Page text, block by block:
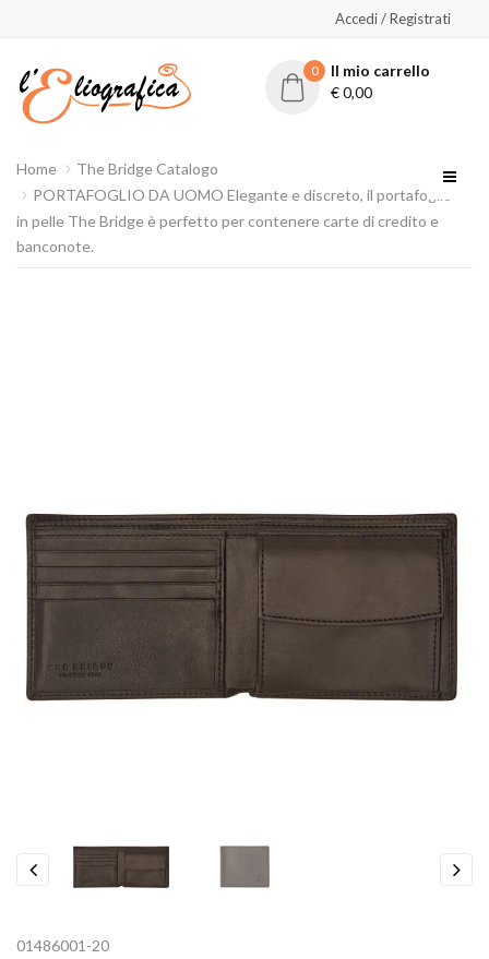
Accedi / Registrati
0
Il mio carrello
€0,00
Home
The Bridge Catalogo
PORTAFOGLIO DA UOMO Elegante e discreto, il portafoglio
in pelle The Bridge è perfetto per contenere carte di credito e
banconote.
01486001-20